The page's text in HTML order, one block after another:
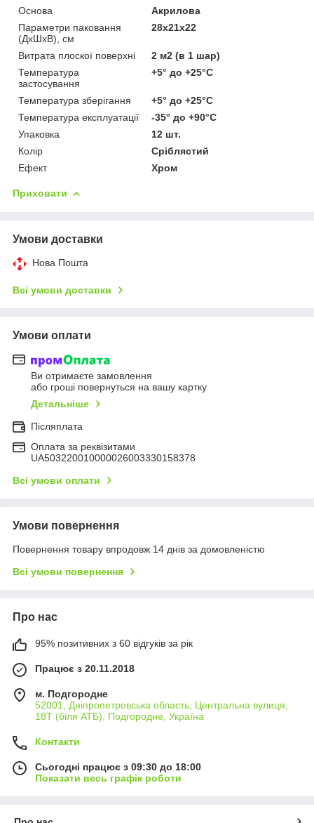
Основа
Акрилова
Параметри паковання
(ДхШхВ), см
28х21х22
Витрата плоскої поверхні
2 м2 (в 1 шар)
Температура
застосування
+5° до +25°С
Температура зберігання
+5° до +25°С
Температура експлуатації
-35° до +90°С
Упаковка
12 шт.
Колір
Сріблястий
Ефект
Хром
Приховати
Умови доставки
Нова Пошта
Всі умови доставки
Умови оплати
Ви отримаєте замовлення
або гроші повернуться на вашу картку
Детальніше
Післяплата
Оплата за реквізитами
UA503220010000026003330158378
Всі умови оплати
Умови повернення
Повернення товару впродовж 14 днів за домовленістю
Всі умови повернення
Про нас
95% позитивних з 60 відгуків за рік
Працює з 20.11.2018
м. Подгородне
52001, Дніпропетровська область, Центральна вулиця,
18Т (біля АТБ), Подгородне, Україна
Контакти
Сьогодні працює з 09:30 до 18:00
Показати весь графік роботи